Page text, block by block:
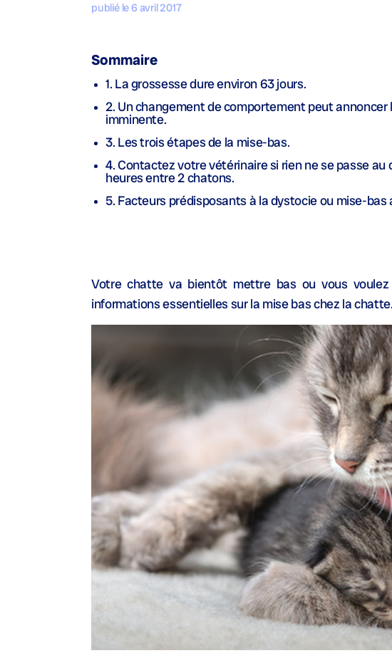
publié le 6 avril 2017
Sommaire
1. La grossesse dure environ 63 jours.
2. Un changement de comportement peut annoncer
imminente.
3. Les trois étapes de la mise-bas.
4. Contactez votre vétérinaire si rien ne se passe au
heures entre 2 chatons.
5. Facteurs prédisposants à la dystocie ou mise-bas
Votre chatte va bientôt mettre bas ou vous
informations essentielles sur la mise bas chez la chatte.